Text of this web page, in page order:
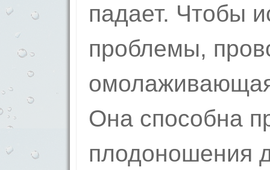
падает. Чтобы
проблемы,
Она способна
плодоношения